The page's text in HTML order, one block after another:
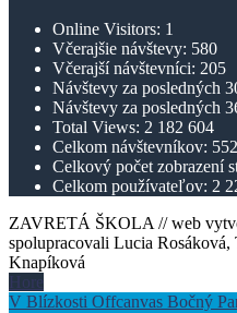
Online Visitors: 1
Včerajšie návštevy: 580
Včerajší návštevníci: 205
Návštevy za posledných
Návštevy za posledných
Total Views: 2 182 604
Celkom návštevníkov:
Celkový počet zobrazení
Celkom používateľov: 2
ZAVRETÁ ŠKOLA // web
spolupracovali Lucia Rosáková,
Knapíková
Hore
V Blízkosti Offcanvas Bočný